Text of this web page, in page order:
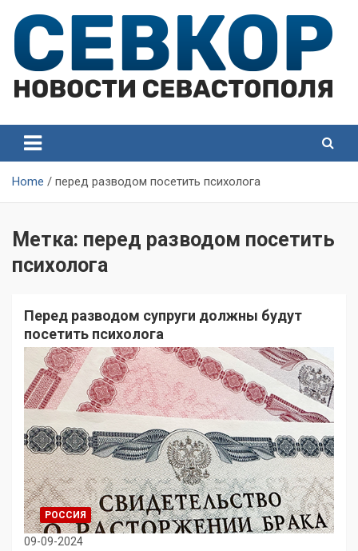
content
Севастополя
Севастополя
Home перед разводом посетить психолога
Метка: перед разводом посетить
психолога
Перед разводом супруги должны будут
посетить психолога
РОССИЯ
09-09-2024